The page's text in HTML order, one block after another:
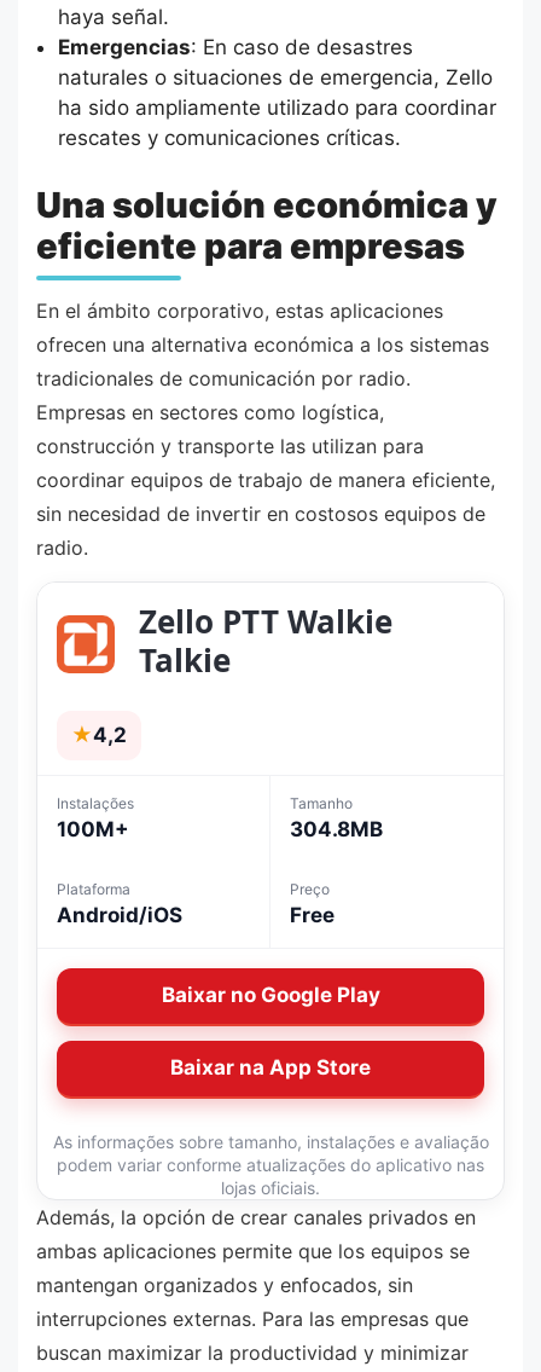
haya señal.
Emergencias: En caso de desastres
naturales o situaciones de emergencia, Zello
ha sido ampliamente utilizado para coordinar
rescates y comunicaciones críticas.
Una solución económica y
eficiente para empresas
En el ámbito corporativo, estas aplicaciones
ofrecen una alternativa económica a los sistemas
tradicionales de comunicación por radio.
Empresas en sectores como logística,
construcción y transporte las utilizan para
coordinar equipos de trabajo de manera eficiente,
sin necesidad de invertir en costosos equipos de
radio.
Zello PTT Walkie
Talkie
★4,2
Instalações
100M+
Tamanho
304.8MB
Plataforma
Android/iOS
Preço
Free
Baixar no Google Play
Baixar na App Store
As informações sobre tamanho, instalações e avaliação
podem variar conforme atualizações do aplicativo nas
lojas oficiais.
Además, la opción de crear canales privados en
ambas aplicaciones permite que los equipos se
mantengan organizados y enfocados, sin
interrupciones externas. Para las empresas que
buscan maximizar la productividad y minimizar